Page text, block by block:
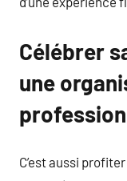
Célébrer
une
C’est aussi